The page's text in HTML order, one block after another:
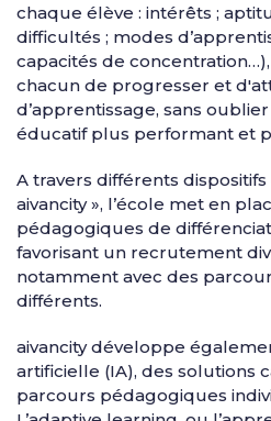
chaque élève : intérêts ;
difficultés ; modes
capacités de
chacun de progresser et
d’apprentissage, sans
éducatif plus performant et
A travers différents
aivancity », l’école met en
pédagogiques de
favorisant un recrutement
notamment avec des
différents.
aivancity développe
artificielle (IA), des solutions
parcours pédagogiques